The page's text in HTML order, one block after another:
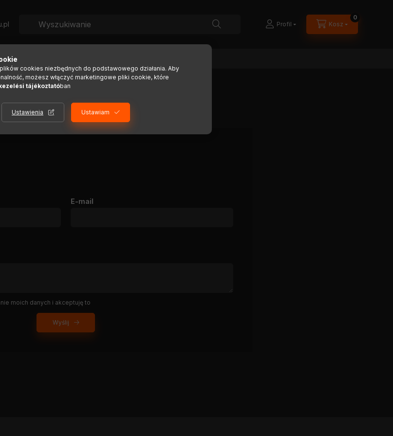
Profil Kosz
0
aktywacji
DO SZCZEGÓŁÓW PRODUKTU
E-mail
moich danych i akceptuję to
Wyślij
cookies niezbędnych do podstawowego działania. Aby
możesz włączyć marketingowe pliki cookie, które
tájékoztatóban
Ustawienia Ustawiam